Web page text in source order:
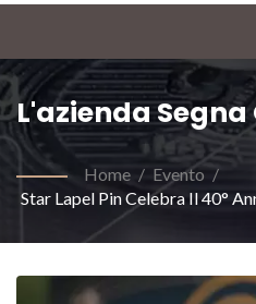
L'azienda
Decenni Di
Del Team
Home / Evento /
Star Lapel Pin Celebra Il 40°